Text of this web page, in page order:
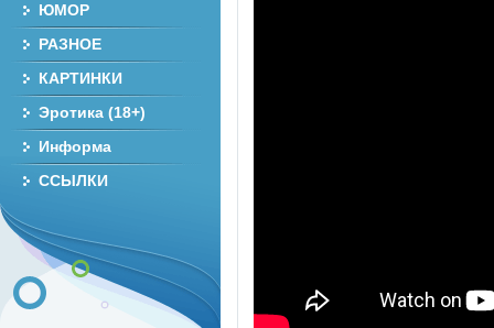
ЮМОР
РАЗНОЕ
КАРТИНКИ
Эротика (18+)
Информа
ССЫЛКИ